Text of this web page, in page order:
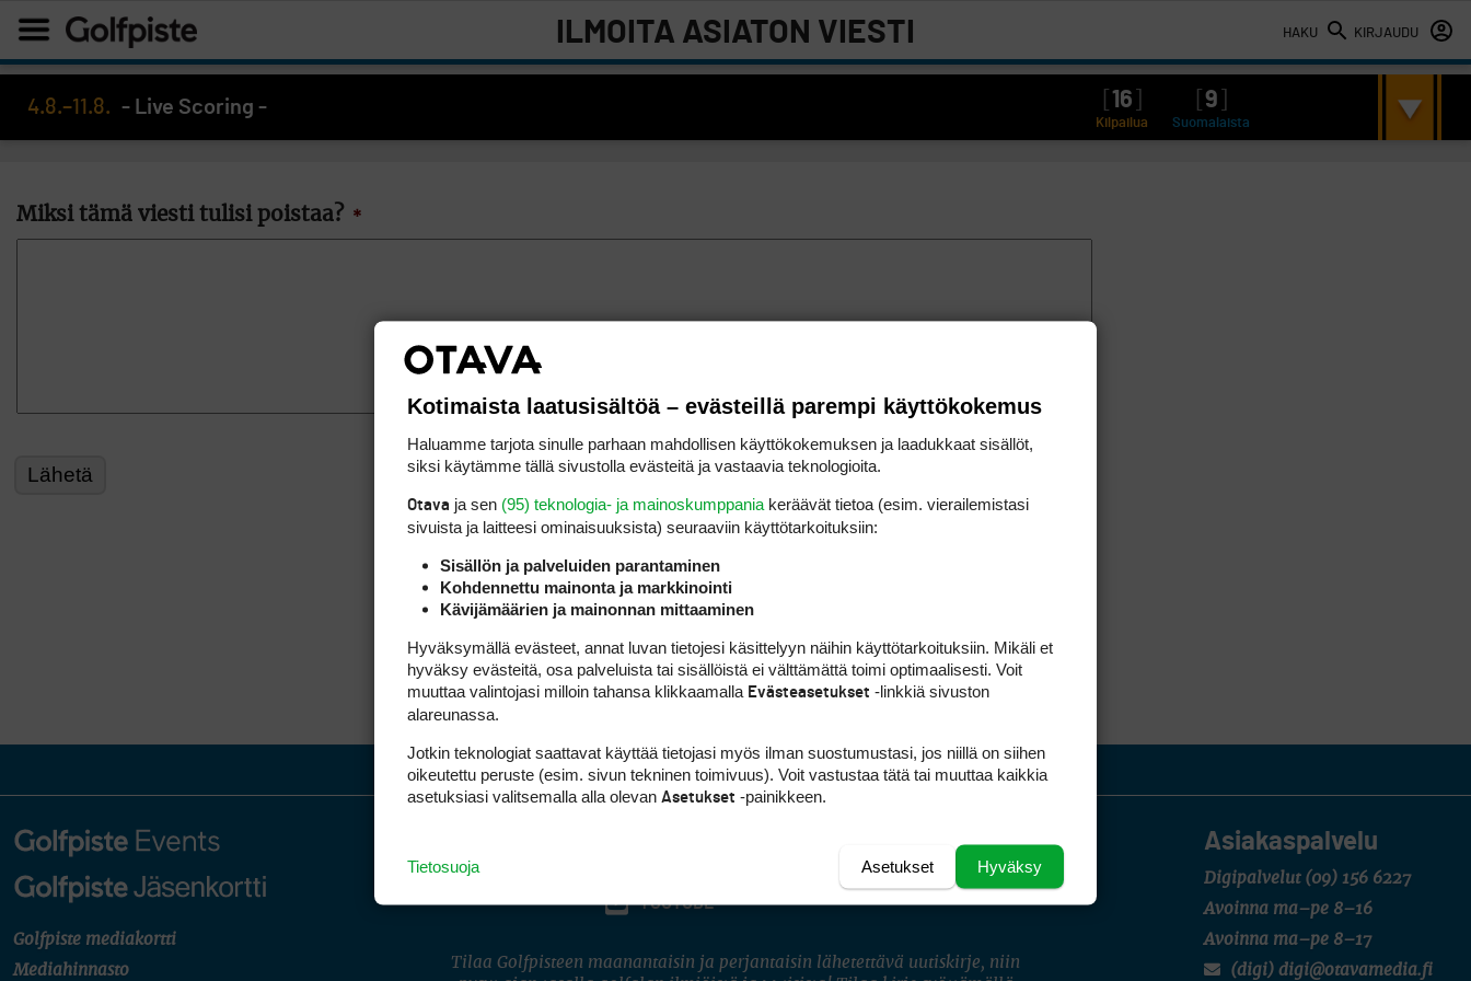
HAKU KIRJAUDU
ILMOITA ASIATON VIESTI
4.8.–11.8. - Live Scoring - 16 9
Kilpailua Suomalaista
Miksi tämä viesti tulisi poistaa? *
Golfpiste mediakortti
Mediahinnasto
Asiakaspalvelu
Digipalvelut (09) 156 6227
Avoinna ma–pe 8–16
Avoinna ma–pe 8–17
(digi) digi@otavamedia.fi
INSTAGRAM
YOUTUBE
Tilaa Golfpisteen maanantaisin ja perjantaisin lähetettävä uutiskirje, niin
Kotimaista laatusisältöä – evästeillä parempi käyttökokemus
Haluamme tarjota sinulle parhaan mahdollisen käyttökokemuksen ja laadukkaat sisällöt,
siksi käytämme tällä sivustolla evästeitä ja vastaavia teknologioita.
Otava ja sen (95) teknologia- ja mainoskumppania keräävät tietoa (esim. vierailemis­tasi
sivuista ja laitteesi ominaisuuk­sista) seuraaviin käyttötarkoituksiin:
Sisällön ja palveluiden parantaminen
Kohdennettu mainonta ja markkinointi
Kävijämäärien ja mainonnan mittaaminen
Hyväksymällä evästeet, annat luvan tietojesi käsittelyyn näihin käyttötarkoituksiin. Mikäli et
hyväksy evästeitä, osa palveluista tai sisällöistä ei välttämättä toimi optimaalisesti. Voit
muuttaa valintojasi milloin tahansa klikkaamalla Evästeasetukset -linkkiä sivuston
alareunassa.
Jotkin teknologiat saattavat käyttää tietojasi myös ilman suostumustasi, jos niillä on siihen
oikeutettu peruste (esim. sivun tekninen toimivuus). Voit vastustaa tätä tai muuttaa kaikkia
asetuksiasi valitsemalla alla olevan Asetukset -painikkeen.
Hyväksy
Asetukset
Tietosuoja